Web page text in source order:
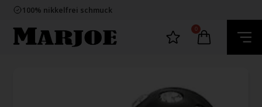
100% nikkelfrei schmuck
60 Tage Rückgabe
E-mark webshop
100% nikkelfrei schmuck
0